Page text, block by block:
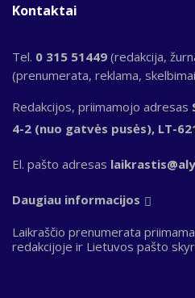
Kontaktai
Tel. 0 315 51449 (redakcija,
(prenumerata, reklama,
Redakcijos, priimamojo adresas
4-2 (nuo gatvės pusės), LT-
El. pašto adresas
Daugiau informacijos
Laikraščio prenumerata
redakcijoje ir Lietuvos pašto